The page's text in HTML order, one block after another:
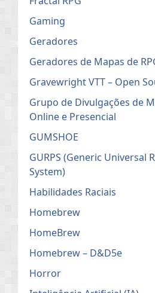
Gaming
Geradores
Geradores de Mapas de
Gravewright VTT – Open
Grupo de Divulgações de
Online e Presencial
GUMSHOE
GURPS (Generic Universal
System)
Habilidades Raciais
Homebrew
HomeBrew
Homebrew – D&D5e
Horror